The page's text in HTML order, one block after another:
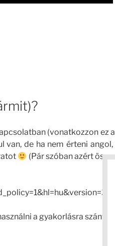
(vonatkozzon ez
de ha nem érteni angol,
(Pár szóban azért
a gyakorlásra szánt